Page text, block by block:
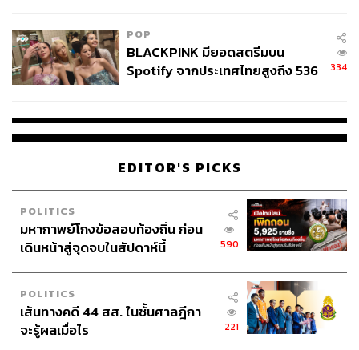
POP
BLACKPINK มียอดสตรีมบน
Spotify จากประเทศไทยสูงถึง 536
334
EDITOR'S PICKS
POLITICS
มหากาพย์โกงข้อสอบท้องถิ่น ก่อน
เดินหน้าสู่จุดจบในสัปดาห์นี้
590
POLITICS
เส้นทางคดี 44 สส. ในชั้นศาลฎีกา
จะรู้ผลเมื่อไร
221